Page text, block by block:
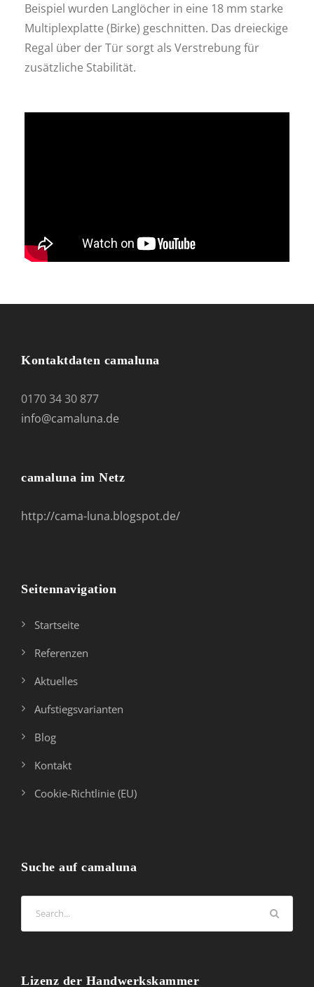
Beispiel wurden Langlöcher in eine 18 mm starke
Multiplexplatte (Birke) geschnitten. Das dreieckige
Regal über der Tür sorgt als Verstrebung für
zusätzliche Stabilität.
Kontaktdaten camaluna
0170 34 30 877
info@camaluna.de
camaluna im Netz
http://cama-luna.blogspot.de/
Seitennavigation
Startseite
Referenzen
Aktuelles
Aufstiegsvarianten
Blog
Kontakt
Cookie-Richtlinie (EU)
Suche auf camaluna
Lizenz der Handwerkskammer